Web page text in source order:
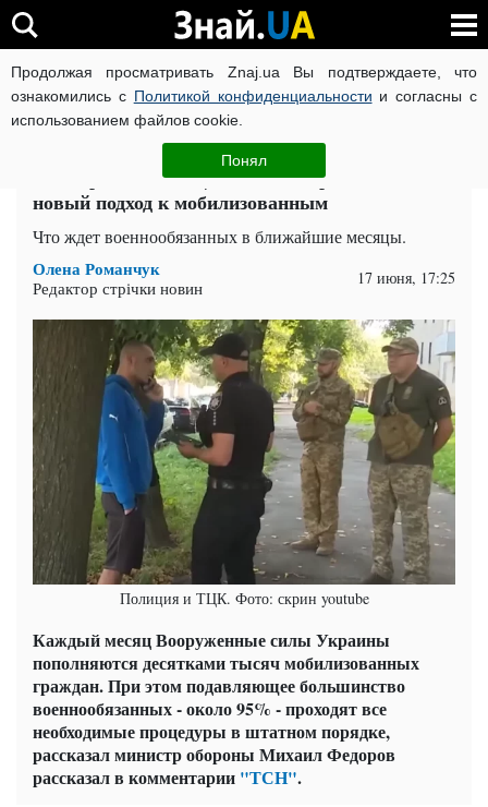
Продолжая просматривать Znaj.ua Вы подтверждаете, что
ознакомились с Политикой конфиденциальности и согласны с
использованием файлов cookie.
Понял
ВОЙНА РОССИИ ПРОТИВ УКРАИНЫ КОРОНАВИРУС В
ЧИТАТИ УКРАЇНСЬКОЮ
Без "провалов" ТЦК: в Минобороны готовят
новый подход к мобилизованным
Что ждет военнообязанных в ближайшие месяцы.
Олена Романчук
Редактор стрічки новин 17 июня, 17:25
Полиция и ТЦК. Фото: скрин youtube
Каждый месяц Вооруженные силы Украины
пополняются десятками тысяч мобилизованных
граждан. При этом подавляющее большинство
военнообязанных - около 95% - проходят все
необходимые процедуры в штатном порядке,
рассказал министр обороны Михаил Федоров
рассказал в комментарии "ТСН".